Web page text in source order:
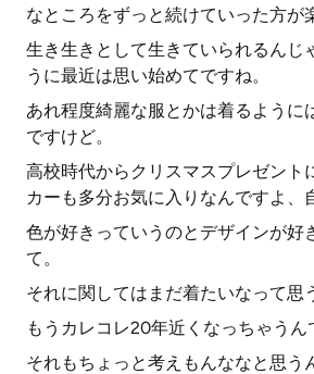
なところをずっと続けていった方が
生き生きとして生きていられるんじ
うに最近は思い始めてですね。
あれ程度綺麗な服とかは着るように
ですけど。
高校時代からクリスマスプレゼント
カーも多分お気に入りなんですよ、
色が好きっていうのとデザインが好
て。
それに関してはまだ着たいなって思
もうカレコレ20年近くなっちゃうん
それもちょっと考えもんななと思う